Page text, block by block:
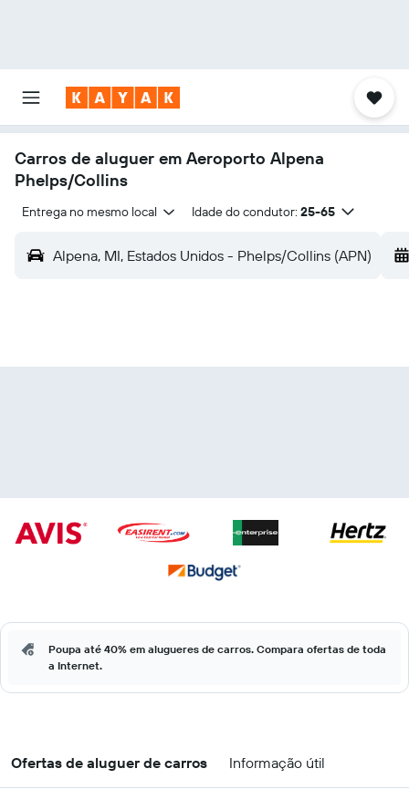
Carros de aluguer em Aeroporto Alpena
Phelps/Collins
Entrega no mesmo local Idade do condutor: 25-65
Alpena, MI, Estados Unidos - Phelps/Collins (APN)
Poupa até 40% em alugueres de carros. Compara ofertas de toda
a Internet.
Ofertas de aluguer de carros Informação útil